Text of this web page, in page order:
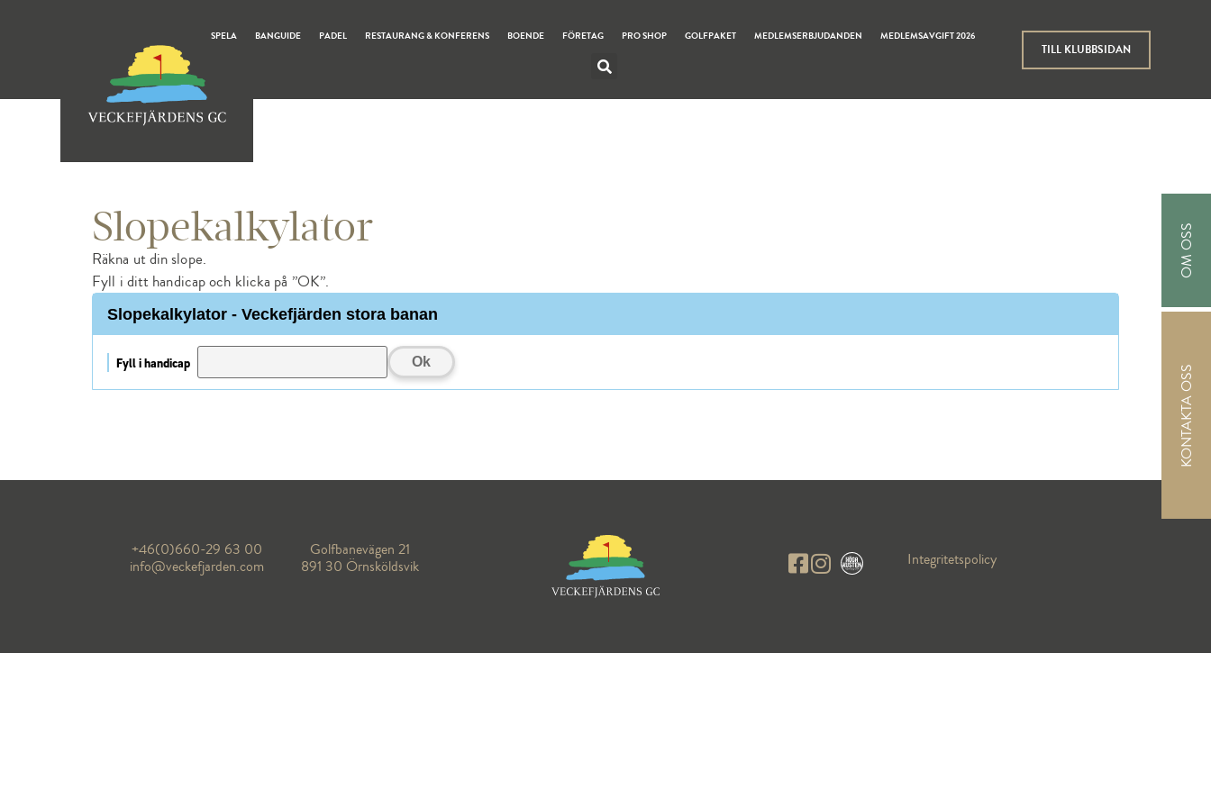
SPELA BANGUIDE PADEL RESTAURANG & KONFERENS BOENDE FÖRETAG PRO SHOP GOLFPAKET MEDLEMSERBJUDANDEN MEDLEMSAVGIFT 2026
TILL KLUBBSIDAN
OM OSS
KONTAKTA OSS
Slopekalkylator
Räkna ut din slope.
Fyll i ditt handicap och klicka på ”OK”.
Slopekalkylator - Veckefjärden stora banan
Fyll i handicap Ok
+46(0)660-29 63 00
info@veckefjarden.com
Golfbanevägen 21
891 30 Örnsköldsvik
Integritetspolicy